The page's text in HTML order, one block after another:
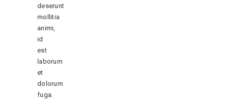
deserunt
mollitia
animi,
id
est
laborum
et
dolorum
fuga.